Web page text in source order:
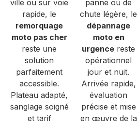
ville ou sur voie
rapide, le
remorquage
moto pas cher
reste une
solution
parfaitement
accessible.
Plateau adapté,
sanglage soigné
et tarif
panne ou de
chute légère, le
dépannage
moto en
urgence reste
opérationnel
jour et nuit.
Arrivée rapide,
évaluation
précise et mise
en œuvre de la